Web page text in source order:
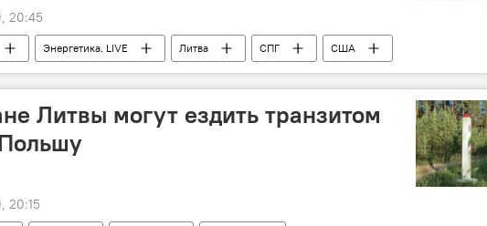
20:45
Энергетика. LIVE Литва СПГ США
Литвы могут ездить транзитом
20:15